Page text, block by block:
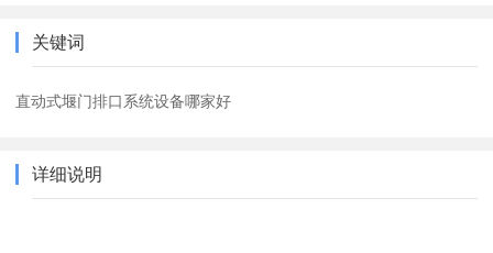
关键词
直动式堰门排口系统设备哪家好
详细说明